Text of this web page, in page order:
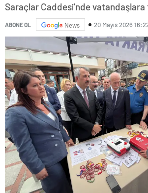
Saraçlar Caddesi’nde vatandaşlara
ABONE OL News 20 Mayıs 2026